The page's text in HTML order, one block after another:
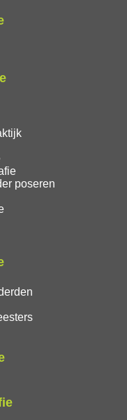
poseren